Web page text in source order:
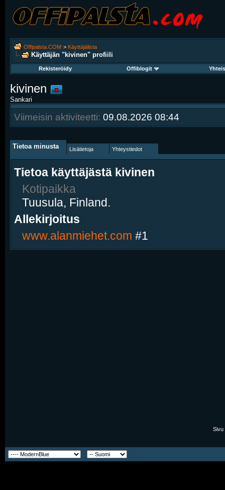
Offipalsta.COM > Käyttäjälista
Käyttäjän "kivinen" profiili
Rekisteröidy Offiblogit
kivinen
Sankari
Viimeisin aktiviteetti: 09.08.2026 08:44
Tietoa minusta Lisätietoja Yhteystiedot
Tietoa käyttäjästä kivinen
Kotipaikka
Tuusula, Finland.
Allekirjoitus
www.alanmiehet.com #1
Sivu